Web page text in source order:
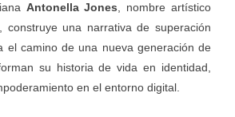
Antonella Jones, nombre artístico
, construye una narrativa de superación
el camino de una nueva generación de
su historia de vida en identidad,
en el entorno digital.